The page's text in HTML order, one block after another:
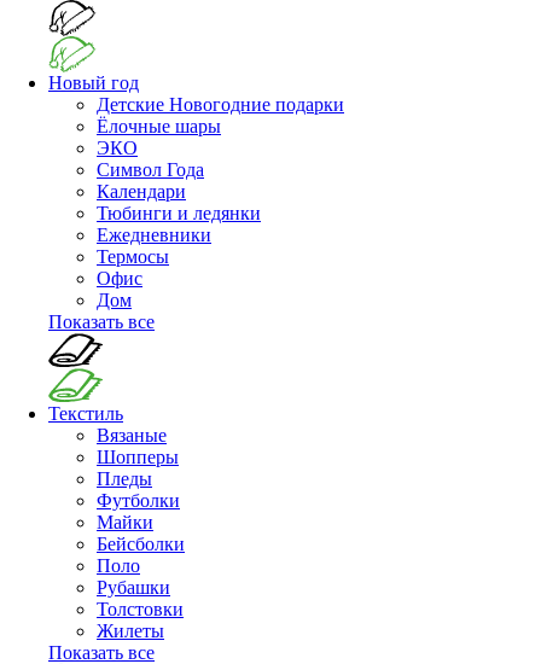
Новый год
Детские Новогодние подарки
Ёлочные шары
ЭКО
Символ Года
Календари
Тюбинги и ледянки
Ежедневники
Термосы
Офис
Дом
Показать все
Текстиль
Вязаные
Шопперы
Пледы
Футболки
Майки
Бейсболки
Поло
Рубашки
Толстовки
Жилеты
Показать все